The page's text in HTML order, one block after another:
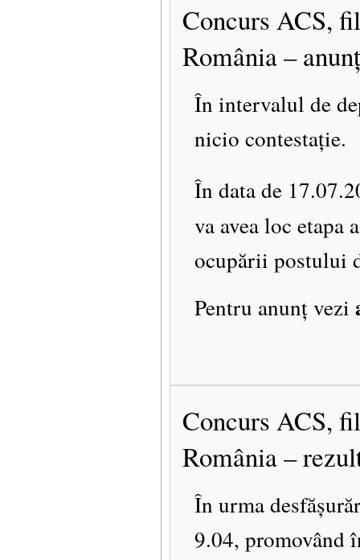
Concurs ACS,
România –
În intervalul de
nicio contestație.
În data de
va avea loc etapa
ocupării postului
Pentru anunț vezi
Concurs ACS,
România –
În urma
9.04, promovând